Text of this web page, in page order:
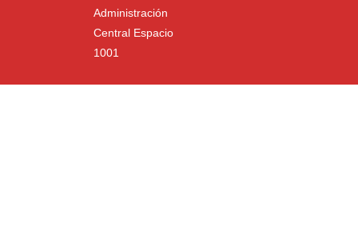
Administración
Central Espacio
1001